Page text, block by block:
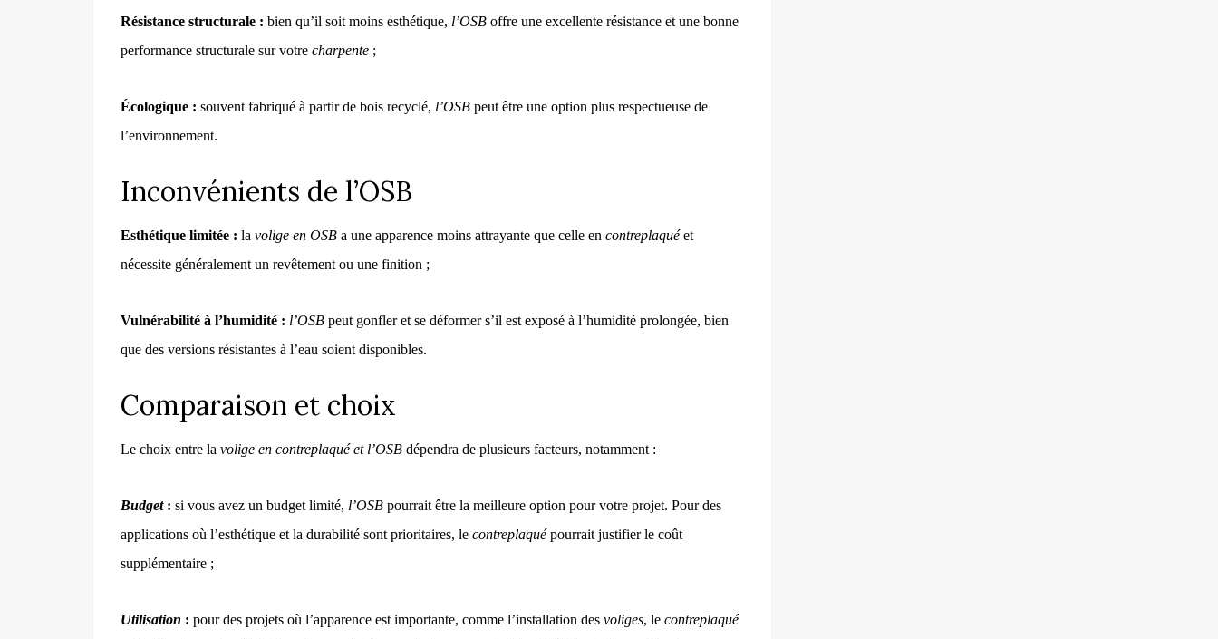
Résistance structurale : bien qu’il soit moins esthétique, l’OSB offre une excellente résistance et une bonne
performance structurale sur votre charpente ;
Écologique : souvent fabriqué à partir de bois recyclé, l’OSB peut être une option plus respectueuse de
l’environnement.
Inconvénients de l’OSB
Esthétique limitée : la volige en OSB a une apparence moins attrayante que celle en contreplaquéet
nécessite généralement un revêtement ou une finition ;
Vulnérabilité à l’humidité : l’OSB peut gonfler et se déformer s’il est exposé à l’humidité prolongée, bien
que des versions résistantes à l’eau soient disponibles.
Comparaison et choix
Le choix entre la volige en contreplaqué et l’OSB dépendra de plusieurs facteurs, notamment :
Budget: si vous avez un budget limité, l’OSB pourrait être la meilleure option pour votre projet. Pour des
applications où l’esthétique et la durabilité sont prioritaires, le contreplaquépourrait justifier le coût
supplémentaire ;
Utilisation : pour des projets où l’apparence est importante, comme l’installation des voliges, le contreplaqué